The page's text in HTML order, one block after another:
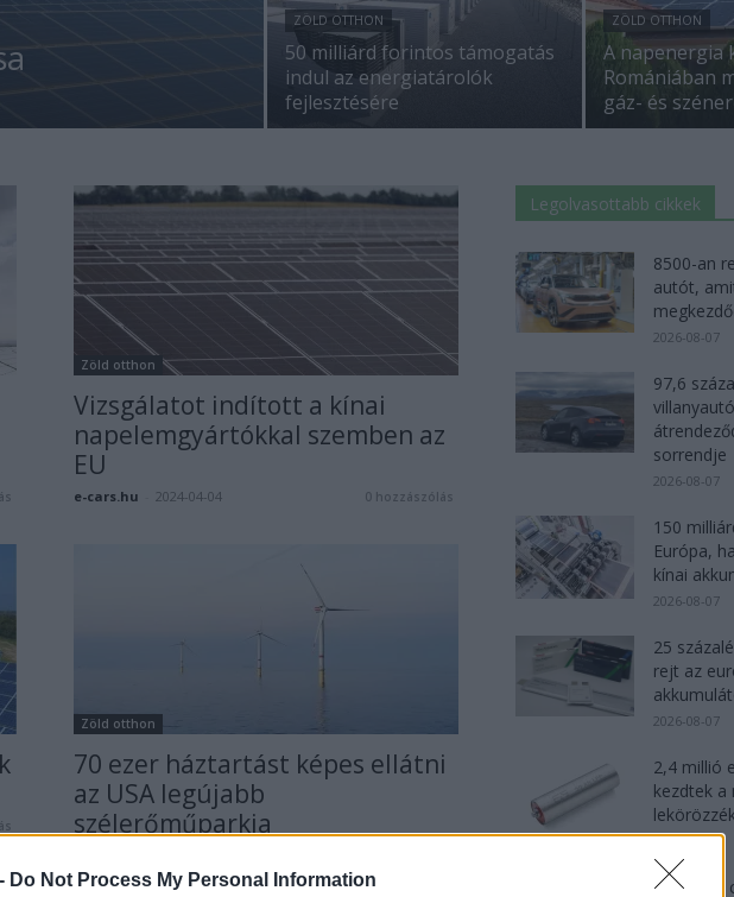
Do Not Process My Personal Information
ZÖLD OTTHON
50 milliárd forintos támogatás
indul az energiatárolók
fejlesztésére
ZÖLD OTTHON
A napenergia
Romániában
gáz- és
Zöld otthon
Vizsgálatot indított a kínai
napelemgyártókkal szemben az
EU
e-cars.hu 2024-04-04 0 hozzászólás
Zöld otthon
70 ezer háztartást képes ellátni
az USA legújabb
szélerőműparkja
Legolvasottabb cikkek
8500-an
autót,
2026-08-07
97,6
sorrendje
2026-08-07
150
Európa,
kínai
2026-08-07
25
rejt az
2026-08-07
2,4 millió
kezdtek a
2026-08-07
München